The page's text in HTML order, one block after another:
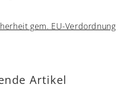
gem. EU-Verdordnung
Artikel